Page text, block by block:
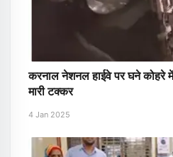
करनाल नेशनल हाईवे पर घने कोहरे
मारी टक्कर
4 Jan 2025